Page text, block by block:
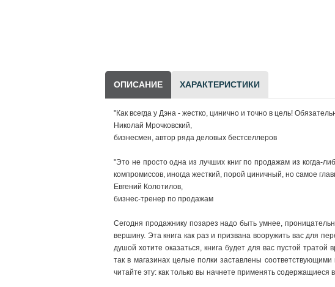
ОПИСАНИЕ ХАРАКТЕРИСТИКИ
"Как всегда у Дэна - жестко, цинично и точно в цель!
Николай Мрочковский,
бизнесмен, автор ряда деловых бестселлеров
"Это не просто одна из лучших книг по продажам из когда-
компромиссов, иногда жесткий, порой циничный, но самое
Евгений Колотилов,
бизнес-тренер по продажам
Сегодня продажнику позарез надо быть умнее,
вершину. Эта книга как раз и призвана вооружить вас для
душой хотите оказаться, книга будет для вас пустой
так в магазинах целые полки заставлены
читайте эту: как только вы начнете применять